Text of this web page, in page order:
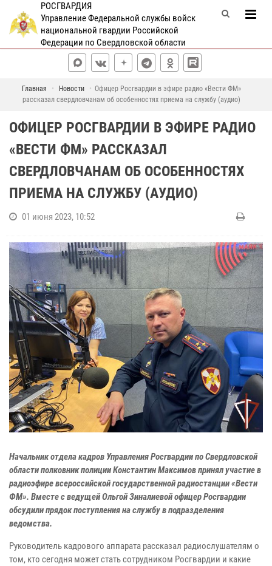
РОСГВАРДИЯ
Управление Федеральной службы войск
национальной гвардии Российской
Федерации по Свердловской области
Главная Новости
Офицер Росгвардии в эфире радио «Вести ФМ»
рассказал свердловчанам об особенностях приема на службу (аудио)
ОФИЦЕР РОСГВАРДИИ В ЭФИРЕ РАДИО
«ВЕСТИ ФМ» РАССКАЗАЛ
СВЕРДЛОВЧАНАМ ОБ ОСОБЕННОСТЯХ
ПРИЕМА НА СЛУЖБУ (АУДИО)
01 июня 2023, 10:52
Начальник отдела кадров Управления Росгвардии по Свердловской
области полковник полиции Константин Максимов принял участие в
радиоэфире всероссийской государственной радиостанции «Вести
ФМ». Вместе с ведущей Ольгой Зиналиевой офицер Росгвардии
обсудили прядок поступления на службу в подразделения
ведомства.
Руководитель кадрового аппарата рассказал радиослушателям о
том, кто сегодня может стать сотрудником Росгвардии и какие